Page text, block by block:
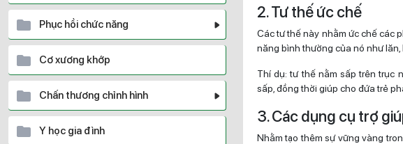
Phục hồi chức năng
Cơ xương khớp
Chấn thương chỉnh hình
Y học gia đình
2. Tư thế ức chế
Các tư thế này nhằm ức chế các
năng bình thường của nó như lăn,
Thí dụ: tư thế nằm sấp trên trục
sấp, đồng thời giúp cho đứa trẻ
3. Các dụng cụ trợ
Nhằm tạo thêm sự vững vàng